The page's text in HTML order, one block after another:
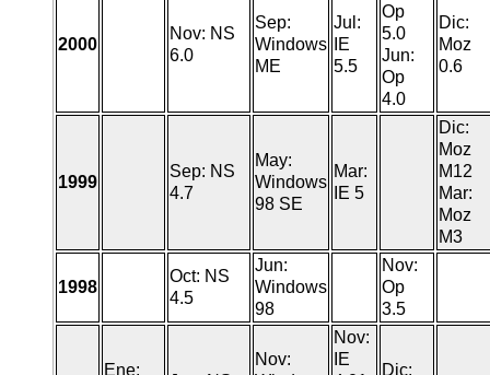
2000
Nov: NS
6.0
Sep:
Windows
ME
Jul:
IE
5.5
Op
5.0
Jun:
Op
4.0
Dic:
Moz
0.6
1999
Sep: NS
4.7
May:
Windows
98 SE
Mar:
IE 5
Dic:
Moz
M12
Mar:
Moz
M3
1998
Oct: NS
4.5
Jun:
Windows
98
Nov:
Op
3.5
Ene:
Nov:
Nov:
IE
Dic: